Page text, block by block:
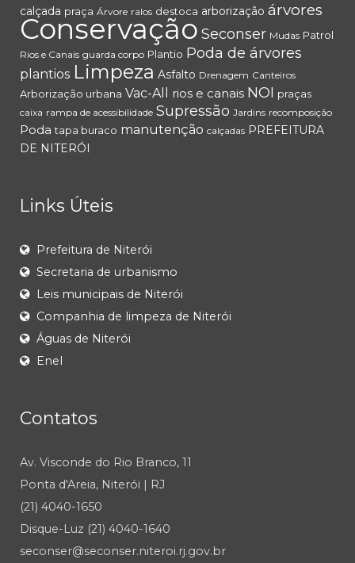
calçada praça Árvore ralos destoca arborização árvores
Conservação Seconser Mudas Patrol
Rios e Canais guarda corpo Plantio Poda de árvores
plantios Limpeza Asfalto Drenagem Canteiros
Arborização urbana Vac-All rios e canais NOI praças
caixa rampa de acessibilidade Supressão Jardins recomposição
Poda tapa buraco manutenção calçadas PREFEITURA
DE NITERÓI
Links Úteis
Prefeitura de Niterói
Secretaria de urbanismo
Leis municipais de Niterói
Companhia de limpeza de Niterói
Águas de Niterói
Enel
Contatos
Av. Visconde do Rio Branco, 11
Ponta d'Areia, Niterói | RJ
(21) 4040-1650
Disque-Luz (21) 4040-1640
seconser@seconser.niteroi.rj.gov.br